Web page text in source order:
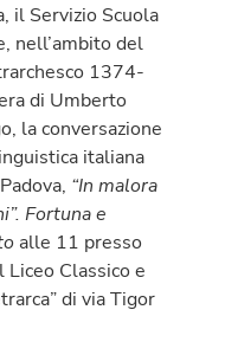
il Servizio Scuola
nell’ambito del
1374-
di Umberto
la conversazione
italiana
“In malora
Fortuna e
alle 11 presso
Liceo Classico e
di via Tigor